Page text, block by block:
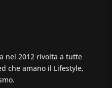
nel 2012 rivolta a tutte
che amano il Lifestyle,